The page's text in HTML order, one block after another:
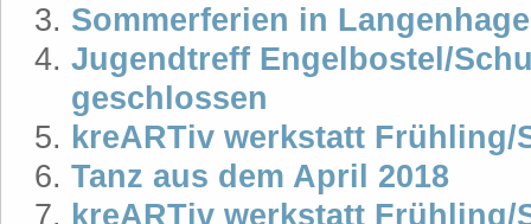
Sommerferien in
Jugendtreff Engelbostel/
geschlossen
kreARTiv werkstatt Frühling/
Tanz aus dem April 2018
kreARTiv werkstatt Frühling/